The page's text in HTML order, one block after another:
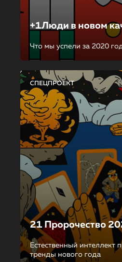
+1Люди в новом
Что мы успели за 2020
СПЕЦПРОЕКТ
21 Пророчество
Естественный интеллект
тренды нового года